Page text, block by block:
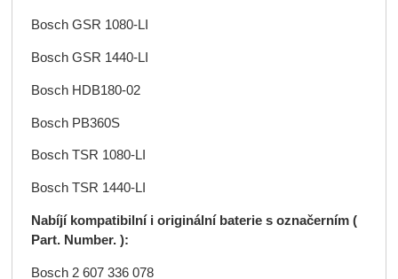
Bosch GSR 1080-LI
Bosch GSR 1440-LI
Bosch HDB180-02
Bosch PB360S
Bosch TSR 1080-LI
Bosch TSR 1440-LI
Nabíjí kompatibilní i originální baterie s označerním (
Part. Number. ):
Bosch 2 607 336 078